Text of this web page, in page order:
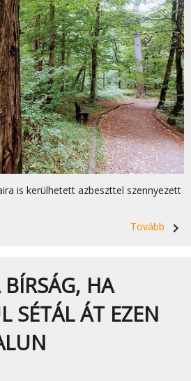
is kerülhetett azbeszttel szennyezett
Tovább
navigate_next
HA
SÉTÁL ÁT EZEN